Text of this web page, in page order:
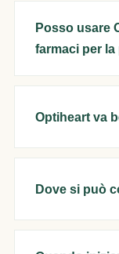
Posso usare
farmaci per
Optiheart va
Dove si può